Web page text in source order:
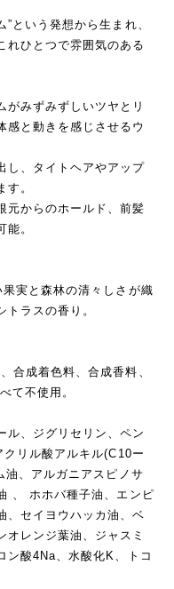
という発想から生まれ、
れひとつで雰囲気のある
がみずみずしいツヤとリ
感と動きを感じさせるウ
し、タイトヘアやアップ
。
元からのホールド、前髪
。
実と森林の清々しさが織
ラスの香り。
合成着色料、合成香料、
て不使用。
ル、ジグリセリン、ペン
リル酸アルキル(C10ー
油、アルガニアスピノサ
、 ホホバ種子油、エンピ
、セイヨウハッカ油、ベ
レンジ葉油、ジャスミ
ン酸4Na、水酸化K、トコ